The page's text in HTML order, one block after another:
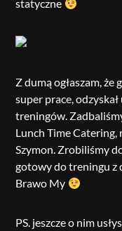
statyczne
Z dumą ogłaszam,
super prace,
treningów.
Lunch Time Catering,
Szymon. Zrobiliśmy
gotowy do treningu z
Brawo My
PS. jeszcze o nim